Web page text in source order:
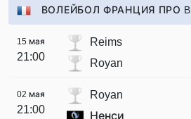
ВОЛЕЙБОЛ ФРАНЦИЯ ПРО B
15 мая
21:00
Reims
Royan
02 мая
21:00
Royan
Ненси